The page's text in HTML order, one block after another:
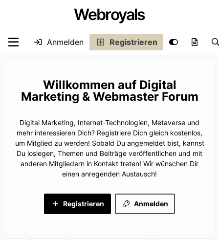
Webroyals
Anmelden Registrieren
Digital
Marketing & Webmaster Forum
Digital Marketing, Internet-Technologien, Metaverse und
mehr interessieren Dich? Registriere Dich gleich kostenlos,
um Mitglied zu werden! Sobald Du angemeldet bist, kannst
Du loslegen, Themen und Beiträge veröffentlichen und mit
anderen Mitgliedern in Kontakt treten! Wir wünschen Dir
einen anregenden Austausch!
Anmelden
Registrieren